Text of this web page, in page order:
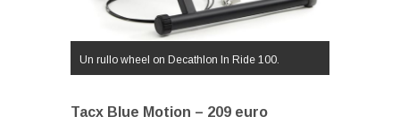
Un rullo wheel on Decathlon In Ride 100.
Tacx Blue Motion – 209 euro